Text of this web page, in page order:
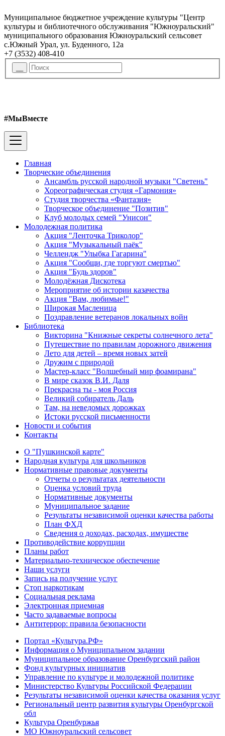
Муниципальное бюджетное учреждение культуры "Центр
культуры и библиотечного обслуживания "Южноуральский"
муниципального образования Южноуральский сельсовет
с.Южный Урал, ул. Буденного, 12а
+7 (3532) 408-410
#МыВместе
Главная
Творческие объединения
Ансамбль русской народной музыки "Светень"
Хореографическая студия «Гармония»
Студия творчества «Фантазия»
Творческое объединение "Позитив"
Клуб молодых семей "Унисон"
Молодежная политика
Акция "Ленточка Триколор"
Акция "Музыкальный паёк"
Челлендж "Улыбка Гагарина"
Акция "Сообщи, где торгуют смертью"
Акция "Будь здоров"
Молодёжная Дискотека
Мероприятие об истории казачества
Акция "Вам, любимые!"
Широкая Масленица
Поздравление ветеранов локальных войн
Библиотека
Викторина "Книжные секреты солнечного лета"
Путешествие по правилам дорожного движения
Лето для детей – время новых затей
Дружим с природой
Мастер-класс "Волшебный мир фоамирана"
В мире сказок В.И. Даля
Прекрасна ты - моя Россия
Великий собиратель Даль
Там, на неведомых дорожках
Истоки русской письменности
Новости и события
Контакты
О "Пушкинской карте"
Народная культура для школьников
Нормативные правовые документы
Отчеты о результатах деятельности
Оценка условий труда
Нормативные документы
Муниципальное задание
Результаты независимой оценки качества работы
План ФХД
Сведения о доходах, расходах, имуществе
Противодействие коррупции
Планы работ
Материально-техническое обеспечение
Наши услуги
Запись на получение услуг
Стоп наркотикам
Социальная реклама
Электронная приемная
Часто задаваемые вопросы
Антитеррор: правила безопасности
Портал «Культура.РФ»
Информация о Муниципальном задании
Муниципальное образование Оренбургский район
Фонд культурных инициатив
Управление по культуре и молодежной политике
Министерство Культуры Российской Федерации
Результаты независимой оценки качества оказания услуг
Региональный центр развития культуры Оренбургской
обл
Культура Оренбуржья
МО Южноуральский сельсовет